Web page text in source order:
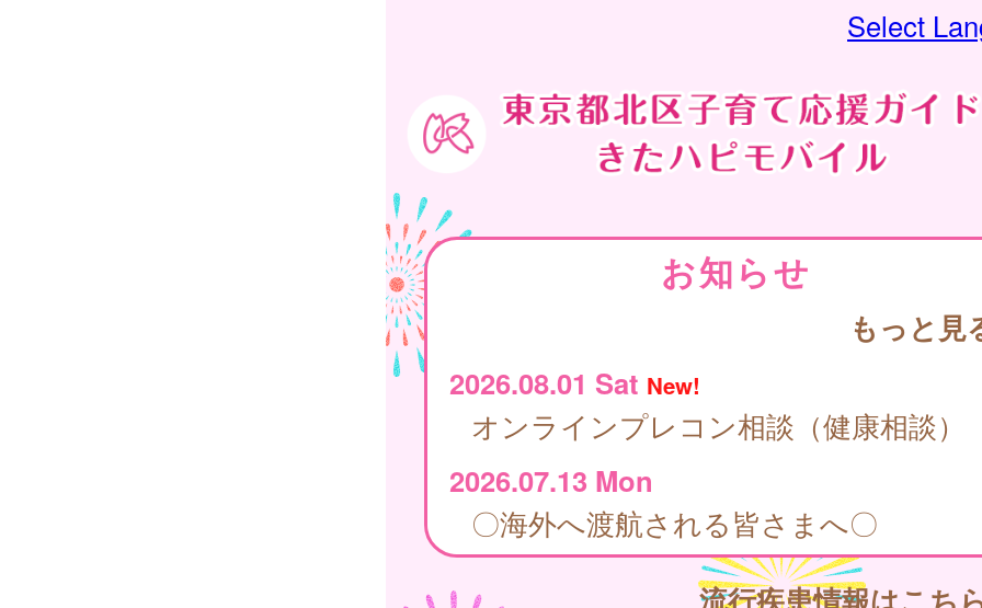
Select
お知らせ
もっと見
2026.08.01 Sat New!
オンラインプレコン相談（健康相談）
2026.07.13 Mon
〇海外へ渡航される皆さまへ〇
流行疾患情報はこち